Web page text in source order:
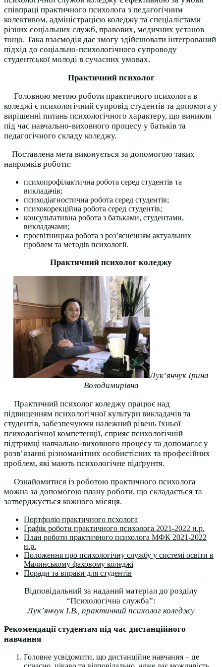
співпраці практичного психолога з педагогічним
колективом, адміністрацією коледжу та спеціалістами
різних соціальних служб, правових, медичних установ
тощо. Така взаємодія дає змогу здійснювати інтегрований
підхід до соціально-психологічного супроводу
студентської молоді в сучасних умовах.
Практичний психолог
Головною метою роботи практичного психолога в
коледжі є психологічний супровід студентів та допомога у
вирішенні питань психологічного характеру, що виникли
під час навчально-виховного процесу у батьків та
педагогічного складу коледжу.
Поставлена мета виконується за допомогою таких
напрямків роботи:
психопрофілактична робота серед студентів та
викладачів;
психодіагностична робота серед студентів;
психокорекційна робота серед студентів;
консультативна робота з батьками, студентами,
викладачами;
просвітницька робота з роз’ясненням актуальних
проблем та методів психології.
Практичний психолог коледжу
Лук’янчук Ірина
Володимирівна
Практичний психолог коледжу працює над
підвищенням психологічної культури викладачів та
студентів, забезпечуючи належний рівень їхньої
психологічної компетенції, сприяє психологічній
підтримці навчально-виховного процесу та допомагає у
розв’язанні різноманітних особистісних та професійних
проблем, які мають психологічне підґрунтя.
Ознайомитися із роботою практичного психолога
можна за допомогою плану роботи, що складається та
затверджується кожного місяця.
Портфоліо практичного псхолога
Графік роботи практичного психолога 2021-2022 н.р.
План роботи практичного психолога МФК 2021-2022
н.р.
Положення про психологічну службу у системі освіти в
Малинському фаховому коледжі
Поради та вправи для студентів
Відповідальний за наданий матеріал до розділу
“Психологічна служба”:
Лук’янчук І.В., практичний психолог коледжу
Рекомендації студентам під час дистанційного
навчання
Головне усвідомити, що дистанційне навчання – це